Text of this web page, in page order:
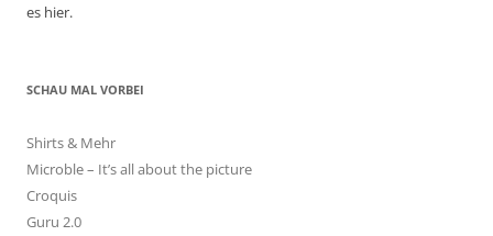
es hier.
SCHAU MAL VORBEI
Shirts & Mehr
Microble – It’s all about the picture
Croquis
Guru 2.0